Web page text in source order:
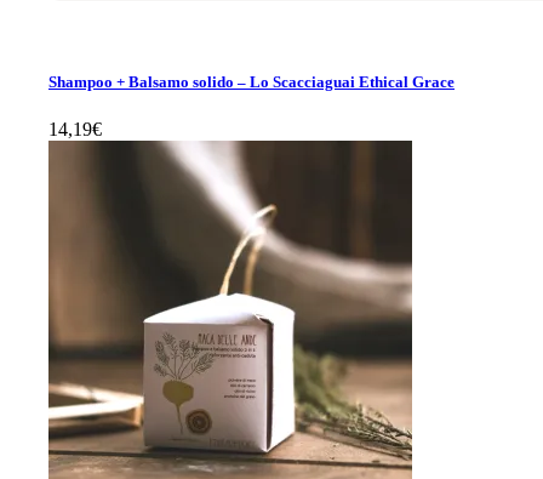
Shampoo + Balsamo solido – Lo Scacciaguai Ethical Grace
14,19€